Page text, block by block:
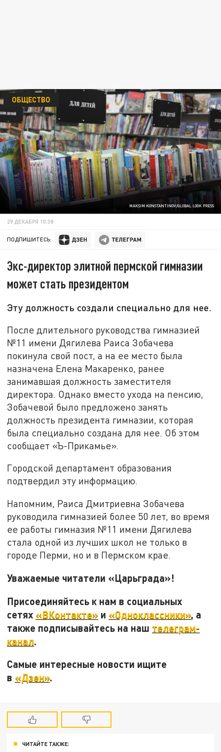
MAKSIM KONSTANTINOV/GLOBAL LOOK PRESS
ОБЩЕСТВО
29 ДЕКАБРЯ 10:38
ПОДПИШИТЕСЬ:
Экс-директор элитной пермской гимназии
может стать президентом
Эту должность создали специально для нее.
После длительного руководства гимназией
№11 имени Дягилева Раиса Зобачева
покинула свой пост, а на ее место была
назначена Елена Макаренко, ранее
занимавшая должность заместителя
директора. Однако вместо ухода на пенсию,
Зобачевой было предложено занять
должность президента гимназии, которая
была специально создана для нее. Об этом
сообщает «Ъ-Прикамье».
Городской департамент образования
подтвердил эту информацию.
Напомним, Раиса Дмитриевна Зобачева
руководила гимназией более 50 лет, во время
ее работы гимназия №11 имени Дягилева
стала одной из лучших школ не только в
городе Перми, но и в Пермском крае.
Уважаемые читатели «Царьграда»!
Присоединяйтесь к нам в социальных
сетях «ВКонтакте» и «Одноклассники», а
также подписывайтесь на наш телеграм-
канал.
Самые интересные новости ищите
в «Дзен».
ЧИТАЙТЕ ТАКЖЕ: